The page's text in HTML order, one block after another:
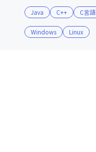
Java C++ C言語
Windows Linux